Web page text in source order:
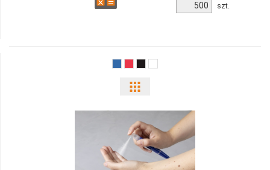
produktu
szt.
odmiany
i
ilości